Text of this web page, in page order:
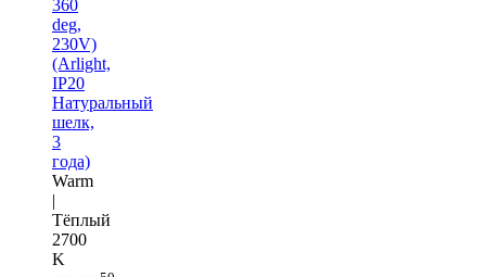
360
deg,
230V)
(Arlight,
IP20
Натуральный
шелк,
3
года)
Warm
|
Тёплый
2700
K